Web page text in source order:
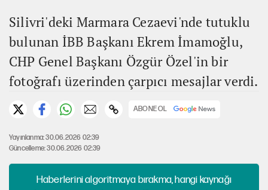
Silivri'deki Marmara Cezaevi'nde tutuklu
bulunan İBB Başkanı Ekrem İmamoğlu,
CHP Genel Başkanı Özgür Özel'in bir
fotoğrafı üzerinden çarpıcı mesajlar verdi.
ABONE OL
Yayınlanma: 30.06.2026 02:39
Güncelleme: 30.06.2026 02:39
Haberlerini algoritmaya bırakma, hangi kaynağı